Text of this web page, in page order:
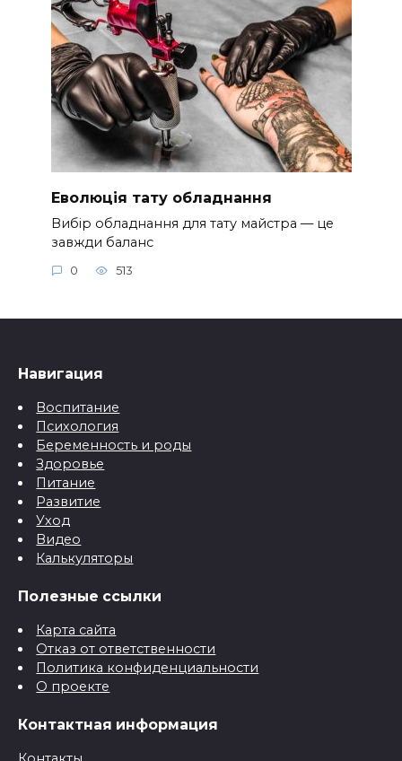
Еволюція тату обладнання
Вибір обладнання для тату майстра — це
завжди баланс
0 513
Навигация
Воспитание
Психология
Беременность и роды
Здоровье
Питание
Развитие
Уход
Видео
Калькуляторы
Полезные ссылки
Карта сайта
Отказ от ответственности
Политика конфиденциальности
О проекте
Контактная информация